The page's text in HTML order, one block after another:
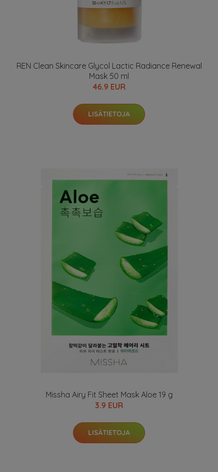
REN Clean Skincare Glycol Lactic Radiance Renewal
Mask 50 ml
46.9 EUR
LISÄTIETOJA
Missha Airy Fit Sheet Mask Aloe 19 g
3.9 EUR
LISÄTIETOJA